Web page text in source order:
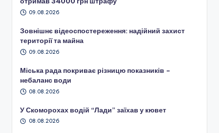
09.08.2026
Зовнішнє відеоспостереження: надійний захист
території та майна
09.08.2026
Міська рада покриває різницю показників –
небаланс води
08.08.2026
У Скоморохах водій “Лади” заїхав у кювет
08.08.2026